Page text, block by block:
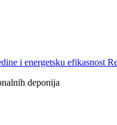
i energetsku efikasnost
deponija